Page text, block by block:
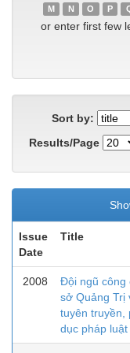
M
N O P
or enter first few
Sort by:
Results/Page
Issue
Date
Title
2008
Đội ngũ công
sở Quảng Trị
tuyên truyền,
dục pháp luật